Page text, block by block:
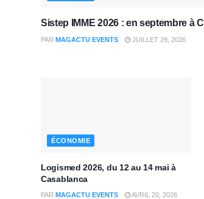
Sistep IMME 2026 : en septembre à
PAR MAGACTU EVENTS JUILLET 29, 2026
ÉCONOMIE
Logismed 2026, du 12 au 14 mai à
Casablanca
PAR MAGACTU EVENTS AVRIL 20, 2026